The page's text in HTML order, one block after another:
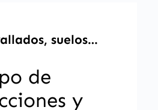
suelos…
de
y